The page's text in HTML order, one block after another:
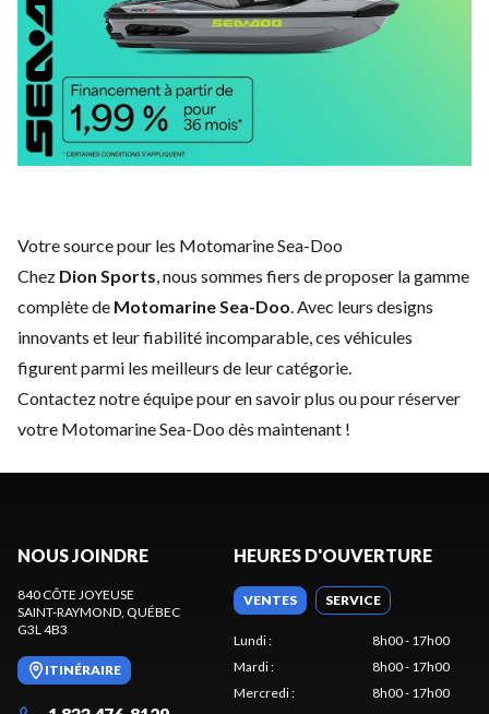
Votre source pour les Motomarine Sea-Doo
Chez Dion Sports , nous sommes fiers de proposer la gamme
complète de Motomarine Sea-Doo . Avec leurs designs
innovants et leur fiabilité incomparable, ces véhicules
figurent parmi les meilleurs de leur catégorie.
Contactez notre équipepour en savoir plus ou pour réserver
votre Motomarine Sea-Doo dès maintenant !
NOUS JOINDRE
840 CÔTE JOYEUSE
SAINT-RAYMOND , QUÉBEC
G3L 4B3
ITINÉRAIRE
HEURES D'OUVERTURE
VENTES SERVICE
Lundi:
8h00 - 17h00
Mardi:
8h00 - 17h00
Mercredi:
8h00 - 17h00